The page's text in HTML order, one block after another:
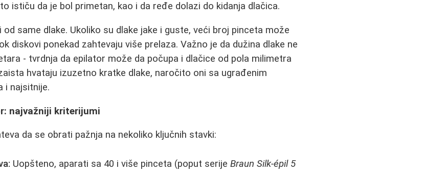
ističu da je bol primetan, kao i da ređe dolazi do kidanja dlačica.
same dlake. Ukoliko su dlake jake i guste, veći broj pinceta može
diskovi ponekad zahtevaju više prelaza. Važno je da dužina dlake ne
- tvrdnja da epilator može da počupa i dlačice od pola milimetra
hvataju izuzetno kratke dlake, naročito oni sa ugrađenim
i najsitnije.
najvažniji kriterijumi
da se obrati pažnja na nekoliko ključnih stavki:
Uopšteno, aparati sa 40 i više pinceta (poput serijeBraun Silk-épil 5